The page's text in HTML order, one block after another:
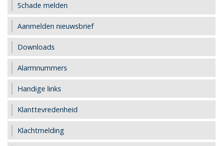
Schade melden
Aanmelden nieuwsbrief
Downloads
Alarmnummers
Handige links
Klanttevredenheid
Klachtmelding